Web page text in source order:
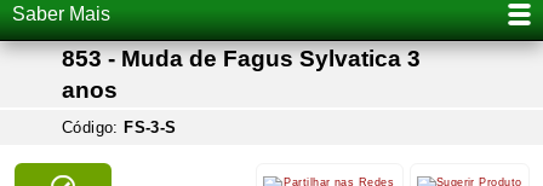
Saber Mais
853 - Muda de Fagus Sylvatica 3
anos
Código: FS-3-S